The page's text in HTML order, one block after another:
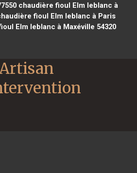
chaudière fioul Elm leblanc à
fioul Elm leblanc à Paris
Elm leblanc à Maxéville 54320